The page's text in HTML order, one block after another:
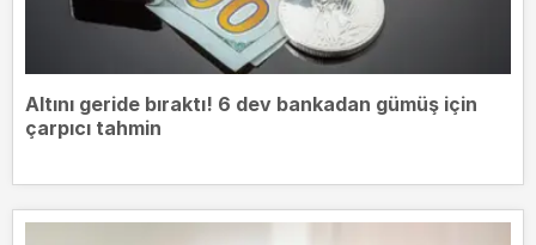
Altını geride bıraktı! 6 dev bankadan gümüş için
çarpıcı tahmin